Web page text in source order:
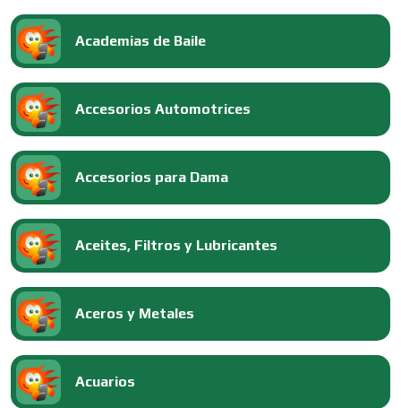
Academias de Baile
Accesorios Automotrices
Accesorios para Dama
Aceites, Filtros y Lubricantes
Aceros y Metales
Acuarios